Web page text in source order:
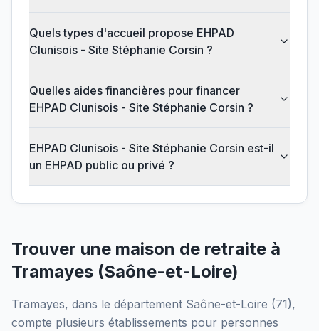
Quels types d'accueil propose EHPAD
Clunisois - Site Stéphanie Corsin ?
Quelles aides financières pour financer
EHPAD Clunisois - Site Stéphanie Corsin ?
EHPAD Clunisois - Site Stéphanie Corsin est-il
un EHPAD public ou privé ?
Trouver une maison de retraite à
Tramayes (Saône-et-Loire)
Tramayes, dans le département Saône-et-Loire (71),
compte plusieurs établissements pour personnes